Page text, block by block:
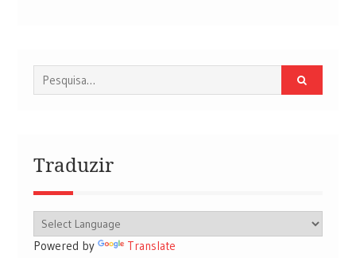
Procurar
por:
Traduzir
Powered by Translate